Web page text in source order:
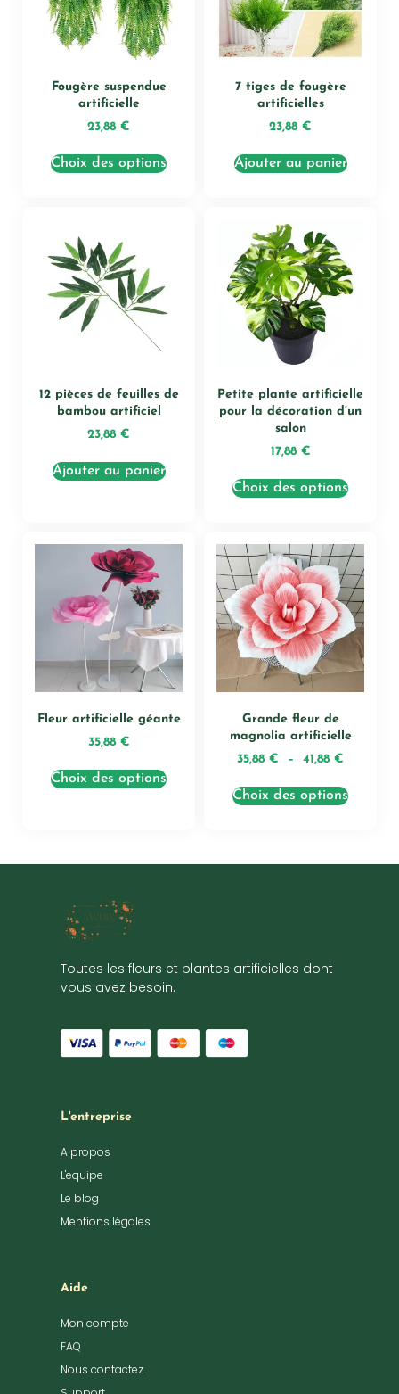
Fougère suspendue
artificielle
23,88 €
Choix des options
7 tiges de fougère
artificielles
23,88 €
Ajouter au panier
12 pièces de feuilles de
bambou artificiel
23,88 €
Ajouter au panier
Petite plante artificielle
pour la décoration d’un
salon
17,88 €
Choix des options
Fleur artificielle géante
35,88 €
Choix des options
Grande fleur de
magnolia artificielle
35,88 € – 41,88 €
Choix des options
Toutes les fleurs et plantes artificielles dont
vous avez besoin.
L'entreprise
A propos
L'equipe
Le blog
Mentions légales
Aide
Mon compte
FAQ
Nous contactez